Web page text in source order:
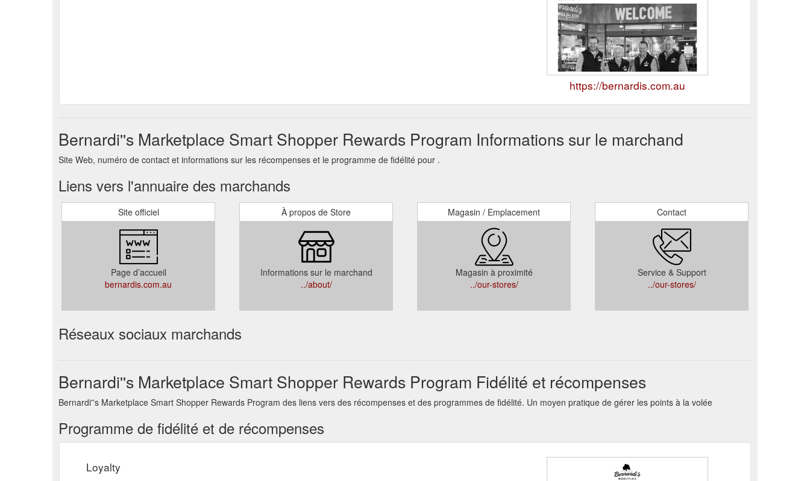
https://bernardis.com.au
Bernardi''s Marketplace Smart Shopper Rewards Program Informations sur le marchand
Site Web, numéro de contact et informations sur les récompenses et le programme de fidélité pour .
Liens vers l'annuaire des marchands
Site officiel
Page d’accueil
bernardis.com.au
À propos de Store
Informations sur le marchand
../about/
Magasin / Emplacement
Magasin à proximité
../our-stores/
Contact
Service & Support
../our-stores/
Réseaux sociaux marchands
Bernardi''s Marketplace Smart Shopper Rewards Program Fidélité et récompenses
Bernardi''s Marketplace Smart Shopper Rewards Program des liens vers des récompenses et des programmes de fidélité. Un moyen pratique de gérer les points à la volée
Programme de fidélité et de récompenses
Loyalty